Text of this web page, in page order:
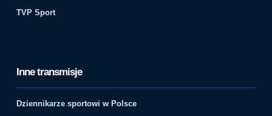
TVP Sport
Inne transmisje
Dziennikarze sportowi w Polsce